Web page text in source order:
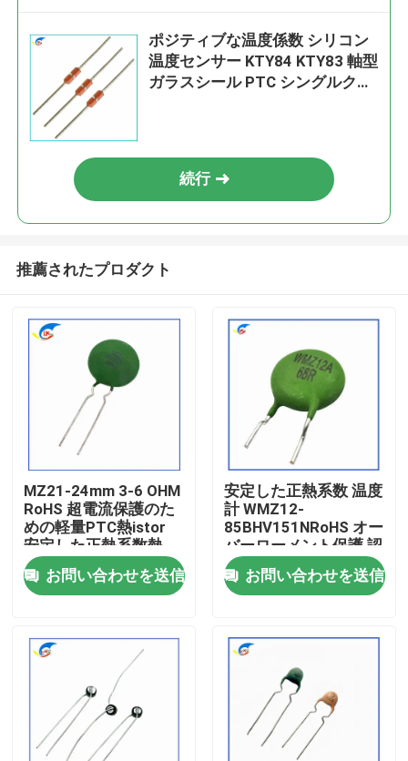
製品
ビデオ
ポジティブな温度係数 シリコン
温度センサー KTY84 KTY83 軸型
ガラスシール PTC シングルクリ
続行
推薦されたプロダクト
MZ21-24mm 3-6 OHM
RoHS 超電流保護のた
めの軽量PTC熱istor
安定した正熱系数熱
istor
お問い合わせを送信
安定した正熱系数 温度
計 WMZ12-
85BHV151NRoHS オー
バーローメント保護 認
証 RoHS 対応
お問い合わせを送信